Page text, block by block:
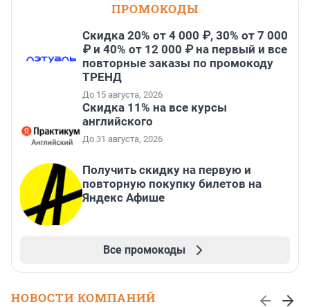
ПРОМОКОДЫ
Скидка 20% от 4 000 ₽, 30% от 7 000
₽ и 40% от 12 000 ₽ на первый и все
повторные заказы по промокоду
ТРЕНД
До 15 августа, 2026
Скидка 11% на все курсы
английского
До 31 августа, 2026
Получить скидку на первую и
повторную покупку билетов на
Яндекс Афише
Все промокоды
НОВОСТИ КОМПАНИЙ